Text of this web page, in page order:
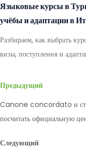
Языковые курсы в
учёбы и адаптации в
Разбираем, как выбрать
визы, поступления и
Предыдущий
Canone concordato и
посчитать официальную
Следующий